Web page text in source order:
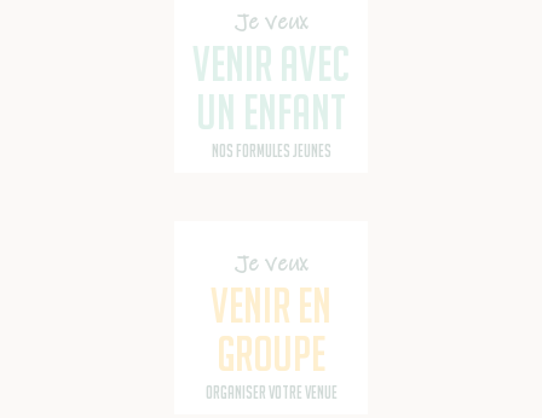
Je veux
VENIR AVEC
UN ENFANT
NOS FORMULES JEUNES
Je veux
VENIR EN
GROUPE
ORGANISER VOTRE VENUE